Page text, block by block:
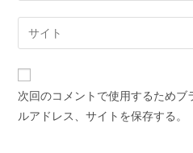
次回のコメントで使用するため
ルアドレス、サイトを保存する。